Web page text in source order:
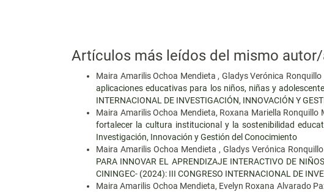
Artículos más leídos del mismo
Maira Amarilis Ochoa Mendieta , Gladys Verónica
aplicaciones educativas para los niños, niñas y
INTERNACIONAL DE INVESTIGACIÓN, INNOVACIÓN Y
Maira Amarilis Ochoa Mendieta, Roxana Mariella
fortalecer la cultura institucional y la sostenibilidad
Investigación, Innovación y Gestión del Conocimiento
Maira Amarilis Ochoa Mendieta , Gladys Verónica
PARA INNOVAR EL APRENDIZAJE INTERACTIVO DE
CININGEC- (2024): III CONGRESO INTERNACIONAL DE
Maira Amarilis Ochoa Mendieta, Evelyn Roxana Alvarado